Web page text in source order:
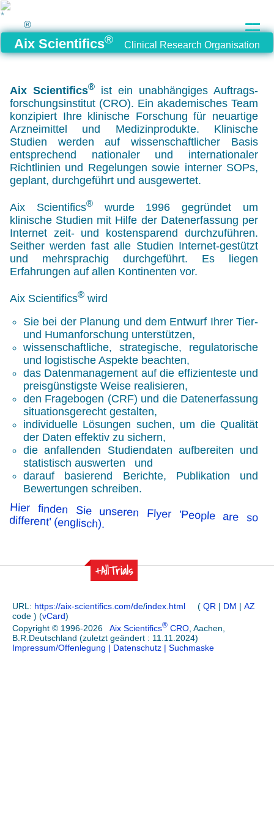
®
Aix Scientifics® Clinical Research Organisation
Aix Scientifics®ist ein unabhängiges Auftrags­
forschungs­institut(CRO). Ein akademisches Team
konzipiert Ihre klinische Forschung für neuartige
Arzneimittel und Medizinprodukte. Klinische
Studien werden auf wissenschaftlicher Basis
entsprechend nationaler und internationaler
Richtlinien und Regelungen sowie internerSOPs,
geplant, durchgeführt und ausgewertet.
Aix Scientifics®wurde 1996 gegründet um
klinische Studien mit Hilfe der Datenerfassung per
Internet zeit- und kostensparend durchzuführen.
Seither werden fast alle Studien Internet-gestützt
und mehrsprachig durchgeführt. Es liegen
Erfahrungen auf allen Kontinenten vor.
Aix Scientifics®wird
Sie bei der Planung und dem Entwurf Ihrer Tier-
und Humanforschung unterstützen,
wissenschaftliche, strategische, regulatorische
und logistische Aspekte beachten,
das Datenmanagement auf die effizienteste und
preisgünstigste Weise realisieren,
den Fragebogen (CRF) und die Datenerfassung
situationsgerecht gestalten,
individuelle Lösungen suchen, um die Qualität
der Daten effektiv zu sichern,
die anfallenden Studiendaten aufbereiten und
statistisch auswerten und
darauf basierend Berichte, Publikation und
Bewertungen schreiben.
Hier finden Sie unseren Flyer 'People are so
different' (englisch).
+AllTrials
URL: https://aix-scientifics.com/de/index.html ( QR | DM | AZ
code ) (vCard)
Copyright © 1996-2026 Aix Scientifics® CRO , Aachen,
B.R.Deutschland (zuletzt geändert : 11.11.2024)
Impressum/Offenlegung | Datenschutz | Suchmaske